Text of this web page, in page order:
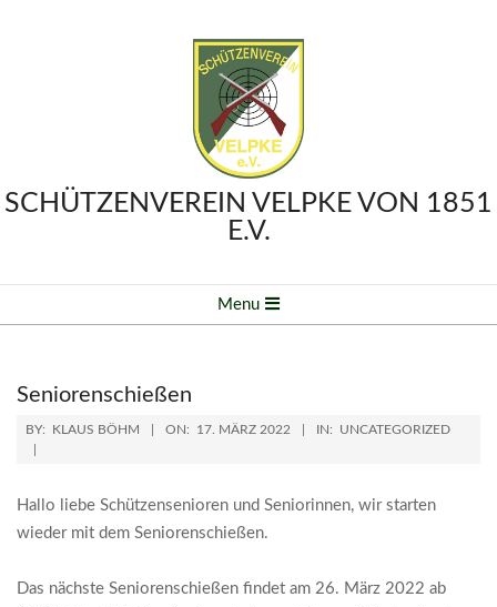
SCHÜTZENVEREIN VELPKE VON 1851
E.V.
Navigation
Menu
Seniorenschießen
BY: KLAUS BÖHM ON: 17. MÄRZ 2022 IN: UNCATEGORIZED
Hallo liebe Schützensenioren und Seniorinnen, wir starten
wieder mit dem Seniorenschießen.
Das nächste Seniorenschießen findet am 26. März 2022 ab